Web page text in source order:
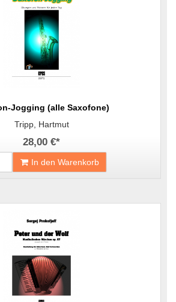
Jogging (alle Saxofone)
Tripp, Hartmut
28,00 €*
In den Warenkorb